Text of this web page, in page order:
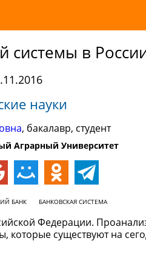
системы в
науки
, бакалавр, студент
Аграрный Университет
БАНК БАНКОВСКАЯ СИСТЕМА
Федерации.
которые существуют на